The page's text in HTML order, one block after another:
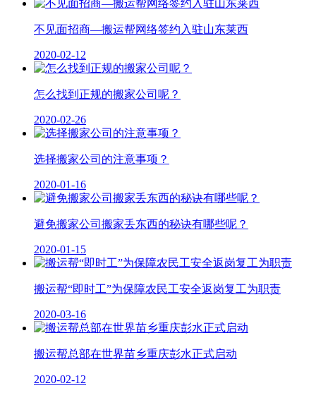
不见面招商—搬运帮网络签约入驻山东莱西
2020-02-12
怎么找到正规的搬家公司呢？
2020-02-26
选择搬家公司的注意事项？
2020-01-16
避免搬家公司搬家丢东西的秘诀有哪些呢？
2020-01-15
搬运帮“即时工”为保障农民工安全返岗复工为职责
2020-03-16
搬运帮总部在世界苗乡重庆彭水正式启动
2020-02-12